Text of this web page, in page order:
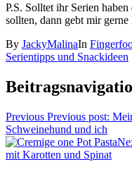
P.S. Solltet ihr Serien
sollten, dann gebt mir
By JackyMalinaIn
Serientipps und Snackideen
Previous Previous post:
Schweinehund und ich
mit Karotten und Spinat